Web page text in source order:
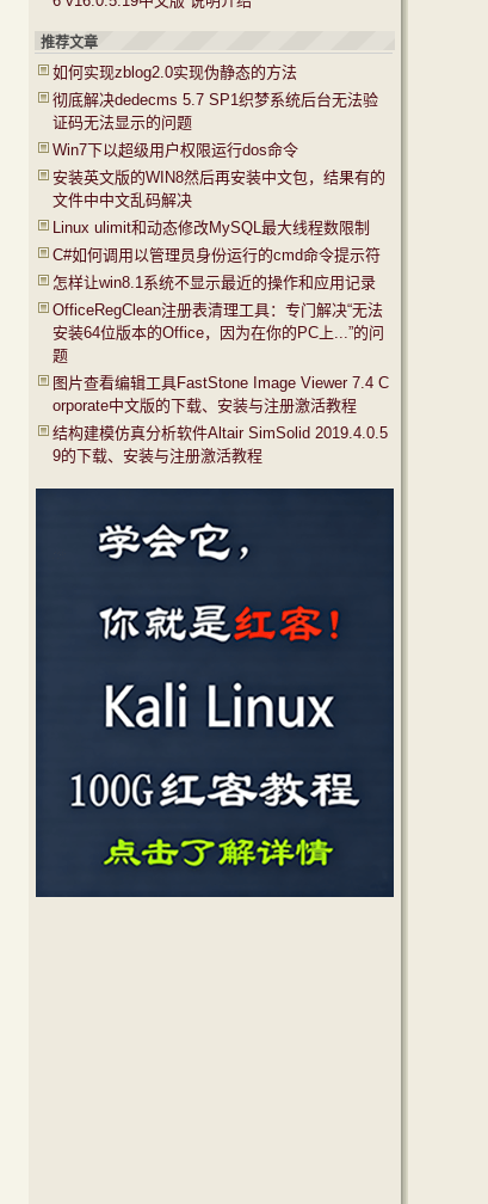
推荐文章
如何实现zblog2.0实现伪静态的方法
彻底解决dedecms 5.7 SP1织梦系统后台无法验
证码无法显示的问题
Win7下以超级用户权限运行dos命令
安装英文版的WIN8然后再安装中文包，结果有的
文件中中文乱码解决
Linux ulimit和动态修改MySQL最大线程数限制
C#如何调用以管理员身份运行的cmd命令提示符
怎样让win8.1系统不显示最近的操作和应用记录
OfficeRegClean注册表清理工具：专门解决“无法
安装64位版本的Office，因为在你的PC上...”的问
题
图片查看编辑工具FastStone Image Viewer 7.4 C
orporate中文版的下载、安装与注册激活教程
结构建模仿真分析软件Altair SimSolid 2019.4.0.5
9的下载、安装与注册激活教程